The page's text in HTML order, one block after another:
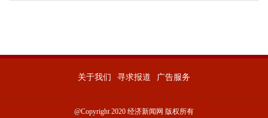
关于我们 寻求报道 广告服务
@Copyright 2020 经济新闻网 版权所有